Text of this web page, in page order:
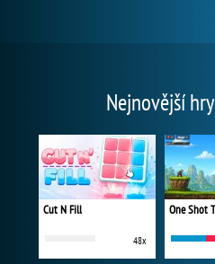
Nejnovější hry
Cut N Fill
48x